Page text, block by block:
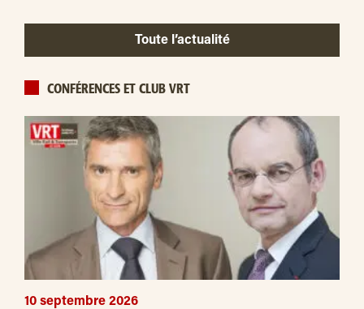
Toute l’actualité
CONFÉRENCES ET CLUB VRT
10 septembre 2026